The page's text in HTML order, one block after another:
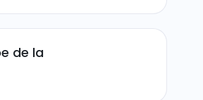
de la